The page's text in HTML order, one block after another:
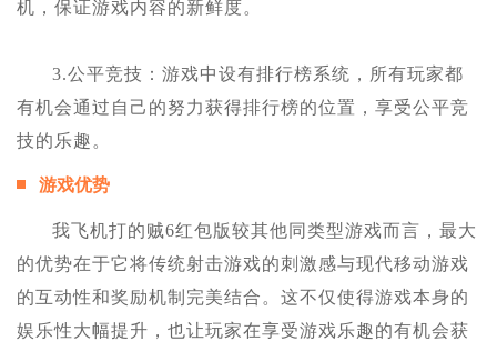
机，保证游戏内容的新鲜度。
3.公平竞技：游戏中设有排行榜系统，所有玩家都
有机会通过自己的努力获得排行榜的位置，享受公平竞
技的乐趣。
游戏优势
我飞机打的贼6红包版较其他同类型游戏而言，最大
的优势在于它将传统射击游戏的刺激感与现代移动游戏
的互动性和奖励机制完美结合。这不仅使得游戏本身的
娱乐性大幅提升，也让玩家在享受游戏乐趣的有机会获